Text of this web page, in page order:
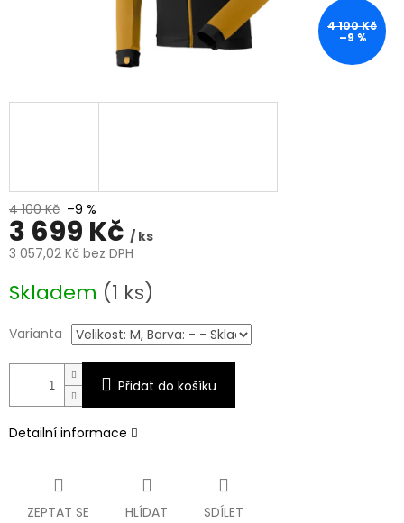
4 100 Kč
–9 %
4 100 Kč –9 %
3 699 Kč / ks
3 057,02 Kč bez DPH
cena:
Skladem (1 ks)
Varianta
Přidat do košíku
Detailní informace
ZEPTAT SE HLÍDAT SDÍLET